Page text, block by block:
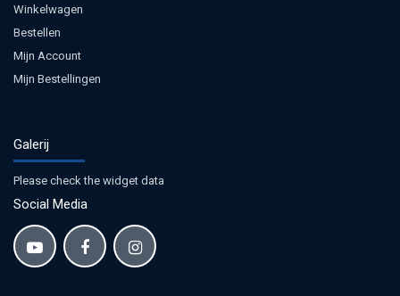
Winkelwagen
Bestellen
Mijn Account
Mijn Bestellingen
Galerij
Please check the widget data
Social Media